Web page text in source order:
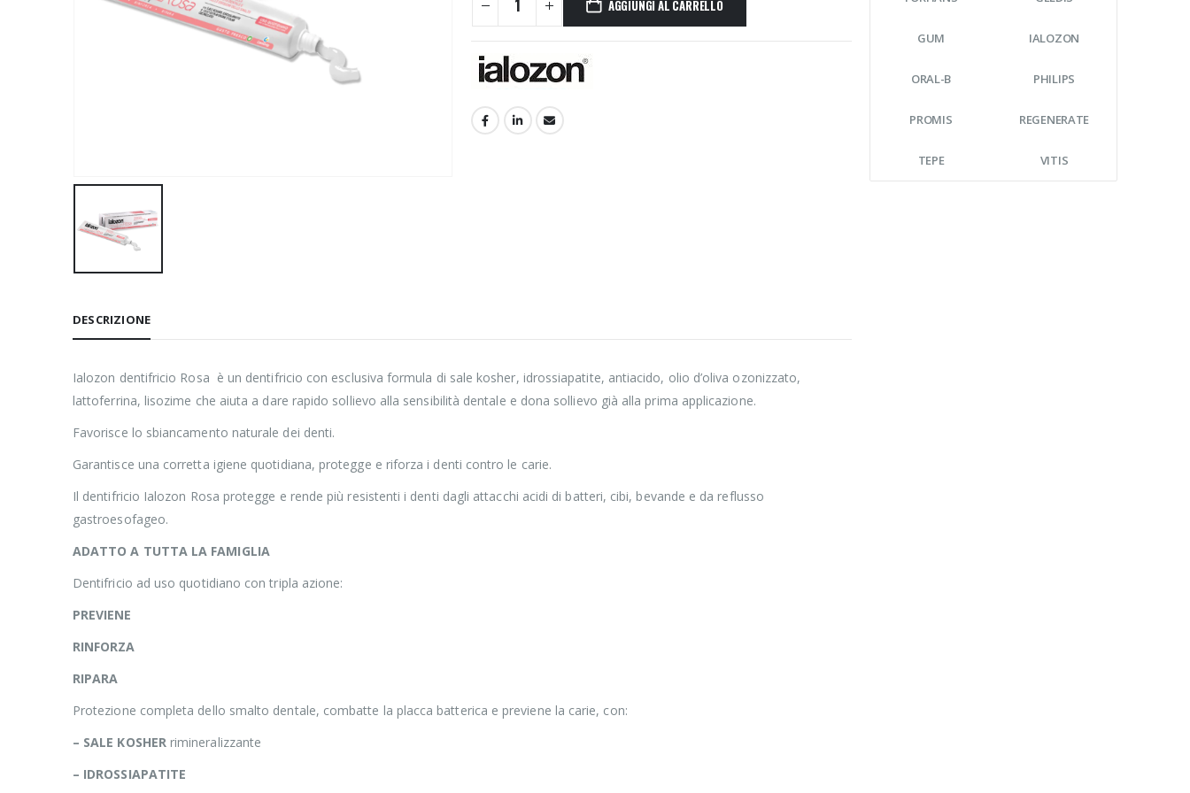
AGGIUNGI AL CARRELLO
DESCRIZIONE
Ialozon dentifricio Rosa è un dentifricio con esclusiva formula di sale kosher, idrossiapatite, antiacido, olio d’oliva ozonizzato,
lattoferrina, lisozime che aiuta a dare rapido sollievo alla sensibilità dentale e dona sollievo già alla prima applicazione.
Favorisce lo sbiancamento naturale dei denti.
Garantisce una corretta igiene quotidiana, protegge e riforza i denti contro le carie.
Il dentifricio Ialozon Rosa protegge e rende più resistenti i denti dagli attacchi acidi di batteri, cibi, bevande e da reflusso
gastroesofageo.
ADATTO A TUTTA LA FAMIGLIA
Dentifricio ad uso quotidiano con tripla azione:
PREVIENE
RINFORZA
RIPARA
Protezione completa dello smalto dentale, combatte la placca batterica e previene la carie, con:
– SALE KOSHER rimineralizzante
– IDROSSIAPATITE
GUM IALOZON
ORAL-B PHILIPS
PROMIS REGENERATE
TEPE VITIS